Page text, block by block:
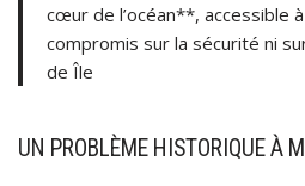
cœur de l’océan**, accessible
compromis sur la sécurité ni
de Île
UN PROBLÈME HISTORIQUE À